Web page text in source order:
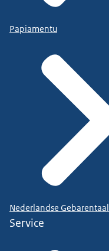
Papiamentu
Nederlandse Gebarentaal
Service